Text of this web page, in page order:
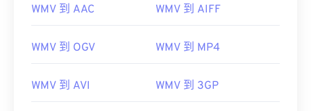
WMV 到 AAC WMV 到 AIFF
WMV 到 OGV WMV 到 MP4
WMV 到 AVI WMV 到 3GP